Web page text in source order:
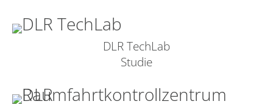
DLR TechLab
Studie